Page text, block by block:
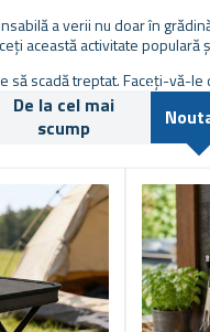
a verii nu doar în
această activitate populară
să scadă treptat. Faceți-vă-
De la cel mai
scump